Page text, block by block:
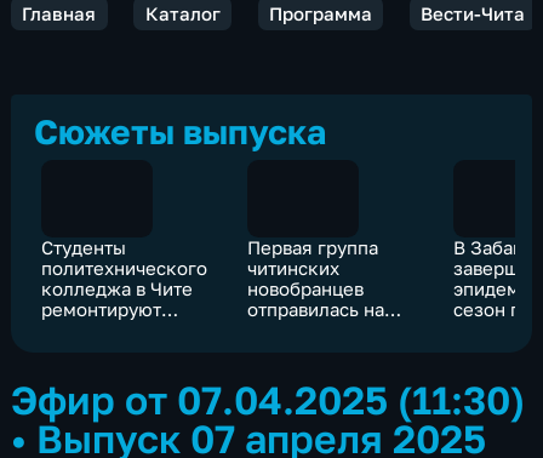
Главная Каталог Программа Вести-Чита
Сюжеты выпуска
Студенты
политехнического
колледжа в Чите
ремонтируют
Первая группа
читинских
новобранцев
отправилась на
В
сезон по
Эфир от 07.04.2025 (11:30)
• Выпуск 07 апреля 2025